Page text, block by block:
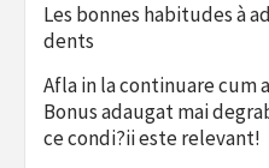
Les bonnes habitudes à
dents
Afla in la continuare cum
Bonus adaugat mai
ce condi?ii este relevant!